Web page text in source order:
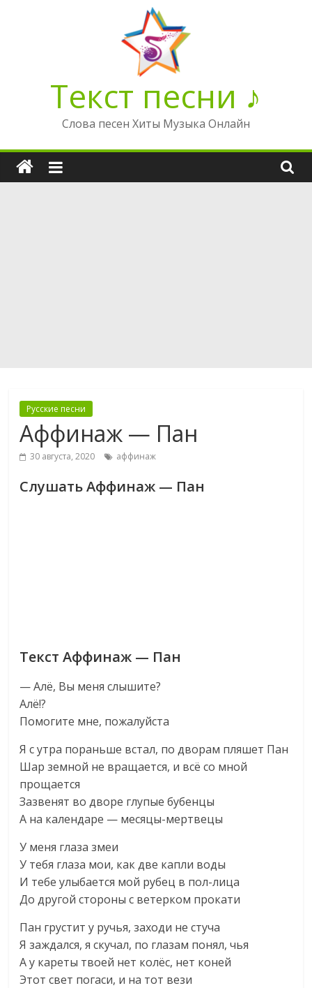
Текст песни ♪
Слова песен Хиты Музыка Онлайн
Русские песни
Аффинаж — Пан
30 августа, 2020 аффинаж
Слушать Аффинаж — Пан
Текст Аффинаж — Пан
— Алё, Вы меня слышите?
Алё!?
Помогите мне, пожалуйста
Я с утра пораньше встал, по дворам пляшет Пан
Шар земной не вращается, и всё со мной
прощается
Зазвенят во дворе глупые бубенцы
А на календаре — месяцы-мертвецы
У меня глаза змеи
У тебя глаза мои, как две капли воды
И тебе улыбается мой рубец в пол-лица
До другой стороны с ветерком прокати
Пан грустит у ручья, заходи не стуча
Я заждался, я скучал, по глазам понял, чья
А у кареты твоей нет колёс, нет коней
Этот свет погаси, и на тот вези